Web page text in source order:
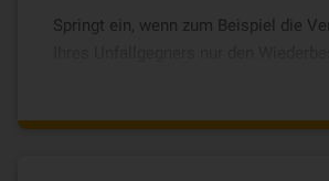
Springt ein, wenn zum Beispiel die
rungs­ver­trag darüber, übernimmt die